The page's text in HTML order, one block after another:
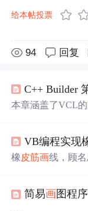
给本帖投票
94 回复
C++ Builder
本章涵盖了VCL
的页面中，您将了
ainting shapes on
VB编程实现
橡 皮筋画线，顾
观的线条调整方
简易画 图程